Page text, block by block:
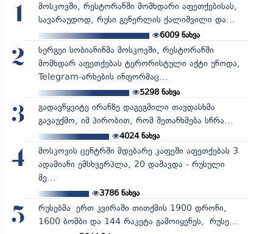
1
მოსკოვში, რესტორანში მომხდარი აფეთქებისას,
სავარაუდოდ, რუსი გენერლის ქალიშვილი და...
6009 ნახვა
2
სერგეი სობიანინმა მოსკოვში, რესტორანში
მომხდარ აფეთქებას ტერორისტული აქტი უწოდა,
Telegram-არხების ინფორმაც...
5298ნახვა
3
გადავწყვიტე ირანზე დაგეგმილი თავდასხმა
გავაუქმო, იმ პირობით, რომ შეთანხმება სწრა...
4024ნახვა
4
მოსკოვის ცენტრში მდებარე კაფეში აფეთქებას 3
ადამიანი ემსხვერპლა, 20 დაშავდა - რუსული
მე...
3786ნახვა
5
რუსებმა ერთ კვირაში თითქმის 1900 დრონი,
1600 ბომბი და 144 რაკეტა გამოიყენეს, რუსე...